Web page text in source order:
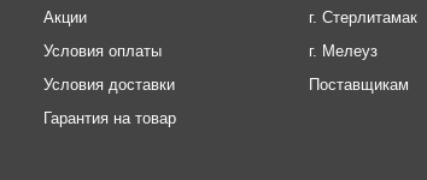
Акции
Условия оплаты
Условия доставки
Гарантия на товар
г. Стерлитамак
г. Мелеуз
Поставщикам